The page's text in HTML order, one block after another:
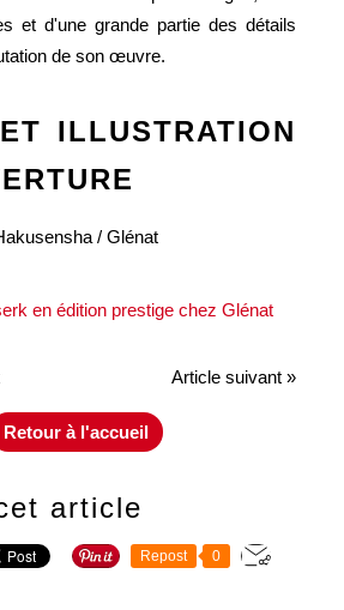
et d'une grande partie des détails
de son œuvre.
ILLUSTRATION
/ Glénat
Article suivant »
Retour à l'accueil
article
Repost 0